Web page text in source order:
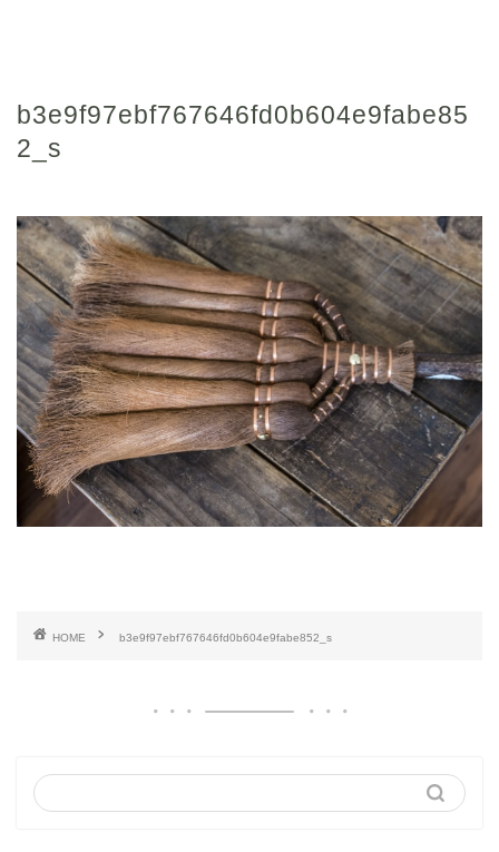
b3e9f97ebf767646fd0b604e9fabe85
2_s
HOME b3e9f97ebf767646fd0b604e9fabe852_s